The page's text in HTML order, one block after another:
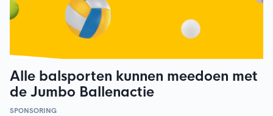
Alle balsporten kunnen meedoen met
de Jumbo Ballenactie
SPONSORING